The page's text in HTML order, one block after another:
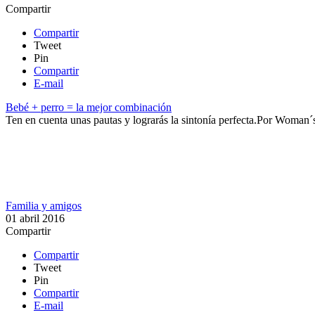
Compartir
Compartir
Tweet
Pin
Compartir
E-mail
Bebé + perro = la mejor combinación
​​Ten en cuenta unas pautas y lograrás la sintonía perfecta.​Por
Familia y amigos
01 abril 2016
Compartir
Compartir
Tweet
Pin
Compartir
E-mail